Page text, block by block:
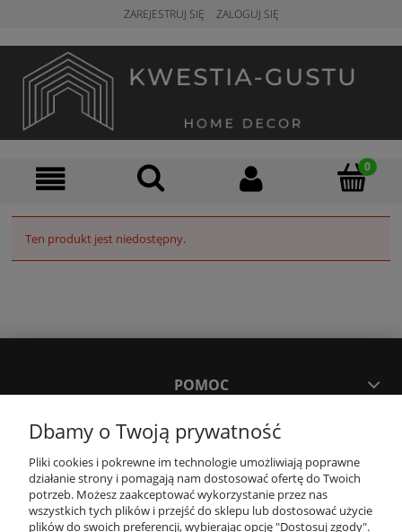
ZAREJESTRUJ SIĘ ZALOGUJ SIĘ
Ten produkt jest niedostępny.
POMOC
TWOJE KONTO
PŁATNOŚCI I DOSTAWA
Dbamy o Twoją prywatność
Pliki cookies i pokrewne im technologie umożliwiają poprawne
działanie strony i pomagają nam dostosować ofertę do Twoich
potrzeb. Możesz zaakceptować wykorzystanie przez nas
wszystkich tych plików i przejść do sklepu lub dostosować użycie
plików do swoich preferencji, wybierając opcję "Dostosuj zgody".